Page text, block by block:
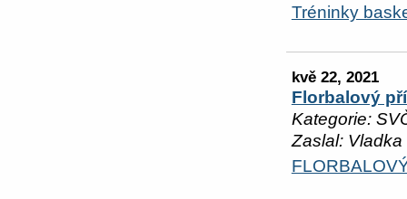
Tréninky
kvě 22, 2021
Florbalový
Kategorie:
Zaslal: Vladka